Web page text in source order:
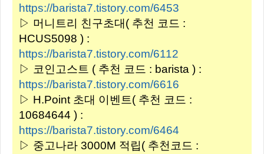
https://barista7.tistory.com/6453
▷ 머니트리 친구초대( 추천 코드 :
HCUS5098 ) :
https://barista7.tistory.com/6112
▷ 코인고스트 ( 추천 코드 : barista ) :
https://barista7.tistory.com/6616
▷ H.Point 초대 이벤트( 추천 코드 :
10684644 ) :
https://barista7.tistory.com/6464
▷ 중고나라 3000M 적립( 추천코드 :